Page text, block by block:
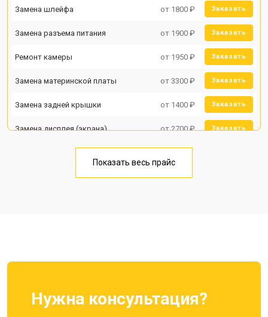
Замена шлейфа от 1800 ₽ Заказать
Замена разъема питания от 1900 ₽ Заказать
Ремонт камеры от 1950 ₽ Заказать
Замена материнской платы от 3300 ₽ Заказать
Замена задней крышки от 1400 ₽ Заказать
Замена дисплея (экрана) от 2700 ₽ Заказать
Замена кнопки включения от 1750 ₽
Показать весь прайс
Нужна консультация?